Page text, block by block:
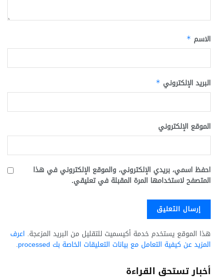
الاسم *
البريد الإلكتروني *
الموقع الإلكتروني
احفظ اسمي، بريدي الإلكتروني، والموقع الإلكتروني في هذا
المتصفح لاستخدامها المرة المقبلة في تعليقي.
هذا الموقع يستخدم خدمة أكيسميت للتقليل من البريد المزعجة. اعرف
المزيد عن كيفية التعامل مع بيانات التعليقات الخاصة بك processed
.
أخبار تستحق القراءة